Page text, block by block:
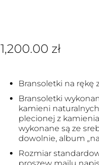
1,200.00 zł
Bransoletki na rękę
Bransoletki
kamieni
plecionej z
wykonane są ze
dowolnie, album
Rozmiar